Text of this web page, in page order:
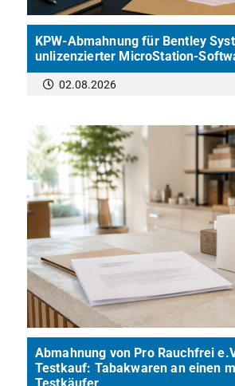
KPW-Abmahnung für Bentley
unlizenzierter MicroStation-
02.08.2026
Abmahnung von Pro Rauchfrei
Testkauf: Tabakwaren an einen